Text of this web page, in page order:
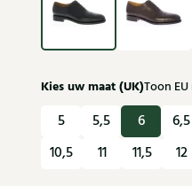
Kies uw maat (UK)Toon
5 5,5 6 6,5
10,5
11 11,5 12